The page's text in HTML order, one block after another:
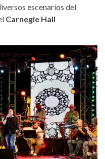
escenarios del
Carnegie Hall
2024.jpg